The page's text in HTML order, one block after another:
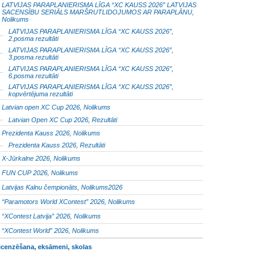
LATVIJAS PARAPLANIERISMA LĪGA “XC KAUSS 2026” LATVIJAS
SACENSĪBU SERIĀLS MARŠRUTLIDOJUMOS AR PARAPLĀNU,
Nolikums
LATVIJAS PARAPLANIERISMA LĪGA “XC KAUSS 2026”,
2.posma rezultāti
LATVIJAS PARAPLANIERISMA LĪGA “XC KAUSS 2026”,
3.posma rezultāti
LATVIJAS PARAPLANIERISMA LĪGA “XC KAUSS 2026”,
6.posma rezultāti
LATVIJAS PARAPLANIERISMA LĪGA “XC KAUSS 2026”,
kopvērtējuma rezultāti
Latvian open XC Cup 2026, Nolikums
Latvian Open XC Cup 2026, Rezultāti
Prezidenta Kauss 2026, Nolikums
Prezidenta Kauss 2026, Rezultāti
X-Jūrkalne 2026, Nolikums
FUN CUP 2026, Nolikums
Latvijas Kalnu čempionāts, Nolikums2026
“Paramotors World XContest” 2026, Nolikums
“XContest Latvija” 2026, Nolikums
“XContest World” 2026, Nolikums
eksāmeni, skolas